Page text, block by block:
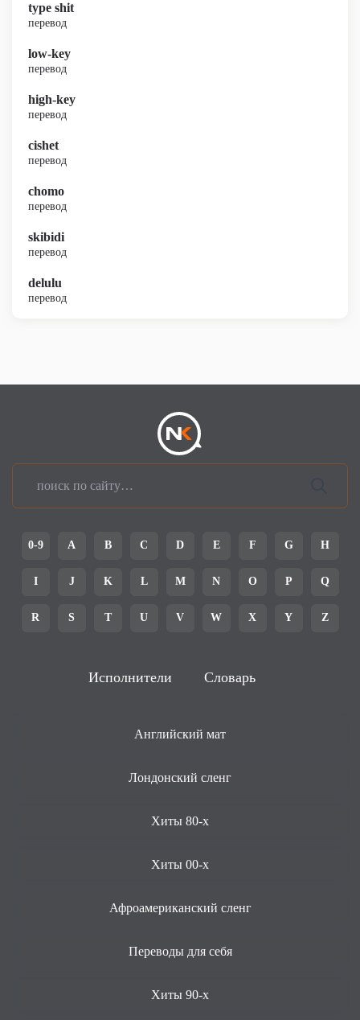
type shit
перевод
low-key
перевод
high-key
перевод
cishet
перевод
chomo
перевод
skibidi
перевод
delulu
перевод
0-9 A B C D E F G H
I J K L M N O P Q
R S T U V W X Y Z
Исполнители Словарь
Английский мат
Лондонский сленг
Хиты 80-х
Хиты 00-х
Афроамериканский сленг
Переводы для себя
Хиты 90-х